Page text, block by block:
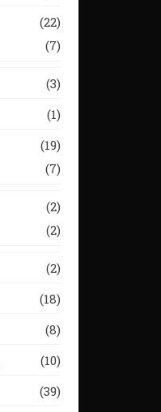
(22)
(7)
(3)
(1)
(19)
(7)
(2)
(2)
(2)
(18)
(8)
(10)
(39)